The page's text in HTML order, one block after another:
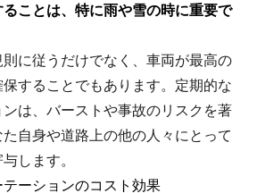
ことは、特に雨や雪の時に重要で
に従うだけでなく、車両が最高の
することでもあります。定期的な
は、バーストや事故のリスクを著
自身や道路上の他の人々にとって
します。
ーションのコスト効果